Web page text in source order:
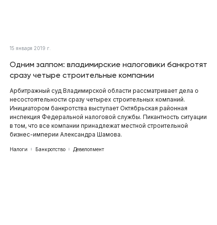
15 января 2019 г.
Одним залпом: владимирские налоговики банкротят
сразу четыре строительные компании
Арбитражный суд Владимирской области рассматривает дела о
несостоятельности сразу четырех строительных компаний.
Инициатором банкротства выступает Октябрьская районная
инспекция Федеральной налоговой службы. Пикантность ситуации
в том, что все компании принадлежат местной строительной
бизнес-империи Александра Шамова.
Налоги Банкротство Девелопмент